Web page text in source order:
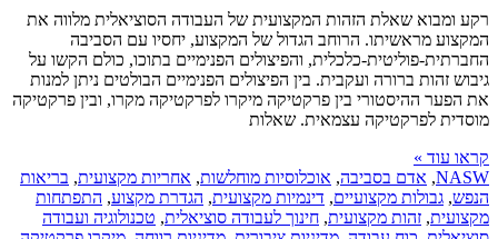
רקע ומבוא שאלת הזהות המקצועית של העבודה הסוציאלית מלווה את
המקצוע מראשיתו. הרוחב הגדול של המקצוע, יחסיו עם הסביבה
החברתית-פוליטית-כלכלית, והפיצולים הפנימיים בתוכו, כולם הקשו על
גיבוש זהות ברורה ועקבית. בין הפיצולים הפנימיים הבולטים ניתן למנות
את הפער ההיסטורי בין פרקטיקה מיקרו לפרקטיקה מקרו, ובין פרקטיקה
מוסדית לפרקטיקה עצמאית. שאלות
קראו עוד »
NASW
, אדם בסביבה, אוכלוסיות מוחלשות, אחריות מקצועית, בריאות
הנפש, גבולות מקצועיים, דינמיות מקצועית, הגדרת מקצוע, התפתחות
מקצועית, זהות מקצועית, חינוך לעבודה סוציאלית, טכנולוגיה ועבודה